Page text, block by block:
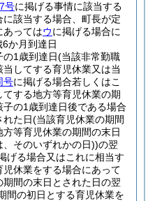
号に掲げる事情に該当する
に該当する場合、町長が定
あってはウに掲げる場合に
か月到達日
の1歳到達日(当該非常勤職
してする育児休業又は当
号に掲げる場合若しくはこ
する地方等育児休業の期
の1歳到達日後である場合
れた日(当該育児休業の期間
等育児休業の期間の末日
、そのいずれかの日))の翌
げる場合又はこれに相当す
休業をする場合にあって
間の末日とされた日の翌
間の初日とする育児休業を